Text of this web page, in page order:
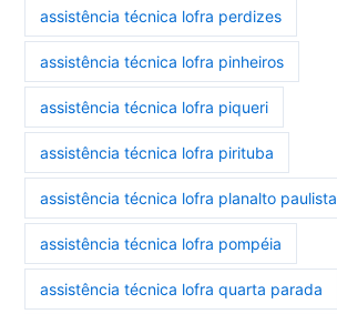
assistência técnica lofra perdizes
assistência técnica lofra pinheiros
assistência técnica lofra piqueri
assistência técnica lofra pirituba
assistência técnica lofra planalto paulista
assistência técnica lofra pompéia
assistência técnica lofra quarta parada